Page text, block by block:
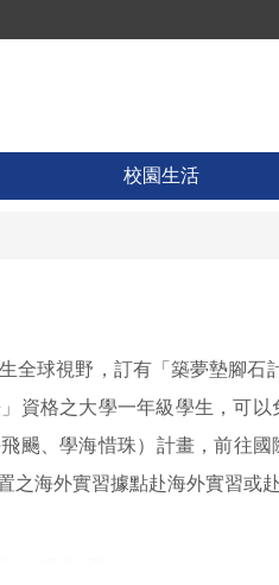
校園生活
全球視野，訂有「築夢墊腳石
」資格之大學一年級學生 ，可
颺、學海惜珠）計畫，前往
之海外實習據點赴海外實習或